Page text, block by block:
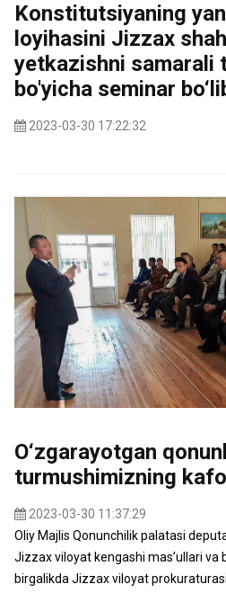
Konstitutsiyaning
loyihasini Jizzax
yetkazishni samarali
bo'yicha seminar
2023-03-30 17:22:32
O‘zgarayotgan
turmushimizning
2023-03-30 11:37:29
Oliy Majlis Qonunchilik palatasi
Jizzax viloyat kengashi mas’ullari va
birgalikda Jizzax viloyat